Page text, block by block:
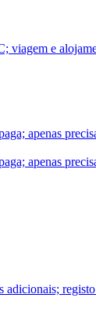
viagem e
apenas
apenas
adicionais;